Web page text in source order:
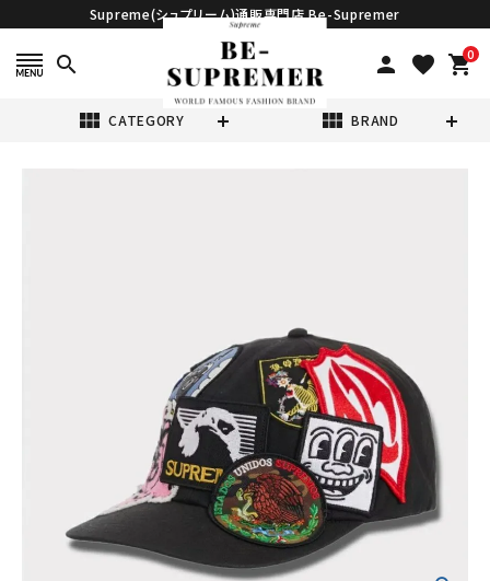
Supreme(シュプリーム)通販専門店 Be-Supremer
search person favorite 0
shopping_cart
view_module CATEGORY view_module BRAND
NEW ITEMS